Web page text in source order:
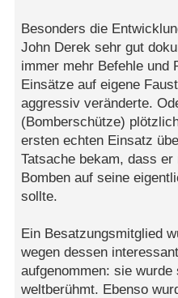
Besonders die
John Derek sehr gut
immer mehr Befehle und
Einsätze auf eigene
aggressiv veränderte.
(Bomberschütze)
ersten echten Einsatz
Tatsache bekam, dass
Bomben auf seine
sollte.
Ein Besatzungsmitglied
wegen dessen
aufgenommen: sie
weltberühmt. Ebenso